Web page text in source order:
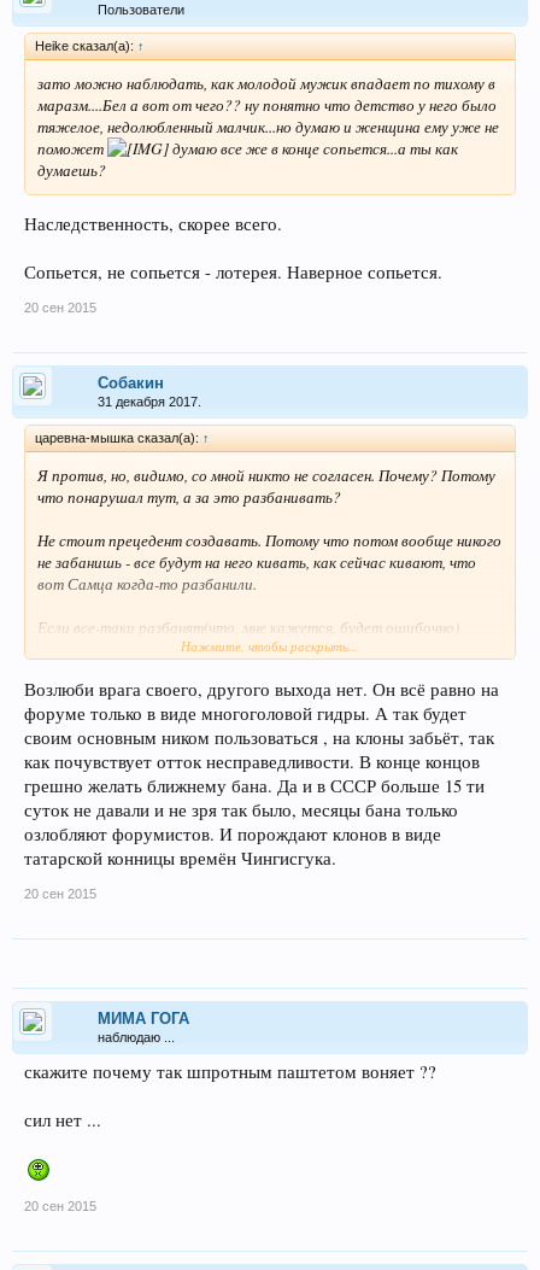
Пользователи
Heike сказал(а): ↑
зато можно наблюдать, как молодой мужик впадает по тихому в
маразм....Бел а вот от чего?? ну понятно что детство у него было
тяжелое, недолюбленный малчик...но думаю и женщина ему уже не
поможет
думаю все же в конце сопьется...а ты как
думаешь?
Наследственность, скорее всего.
Сопьется, не сопьется - лотерея. Наверное сопьется.
20 сен 2015
Собакин
31 декабря 2017.
царевна-мышка сказал(а): ↑
Я против, но, видимо, со мной никто не согласен. Почему? Потому
что понарушал тут, а за это разбанивать?
Не стоит прецедент создавать. Потому что потом вообще никого
не забанишь - все будут на него кивать, как сейчас кивают, что
вот Самца когда-то разбанили.
Если все-таки разбанят(что, мне кажется, будет ошибочно)
Пусть хоть сначала забанят клоны (когда это будет возможно).
Нажмите, чтобы раскрыть...
Возлюби врага своего, другого выхода нет. Он всё равно на
форуме только в виде многоголовой гидры. А так будет
своим основным ником пользоваться , на клоны забьёт, так
как почувствует отток несправедливости. В конце концов
грешно желать ближнему бана. Да и в СССР больше 15 ти
суток не давали и не зря так было, месяцы бана только
озлобляют форумистов. И порождают клонов в виде
татарской конницы времён Чингисгука.
20 сен 2015
МИМА ГОГА
наблюдаю ...
скажите почему так шпротным паштетом воняет ??
сил нет ...
20 сен 2015